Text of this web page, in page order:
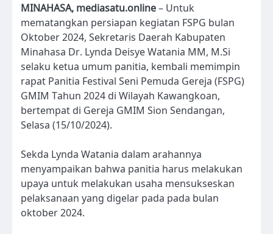
MINAHASA, mediasatu.online– Untuk
mematangkan persiapan kegiatan FSPG bulan
Oktober 2024, Sekretaris Daerah Kabupaten
Minahasa Dr. Lynda Deisye Watania MM, M.Si
selaku ketua umum panitia, kembali memimpin
rapat Panitia Festival Seni Pemuda Gereja (FSPG)
GMIM Tahun 2024 di Wilayah Kawangkoan,
bertempat di Gereja GMIM Sion Sendangan,
Selasa (15/10/2024).
Sekda Lynda Watania dalam arahannya
menyampaikan bahwa panitia harus melakukan
upaya untuk melakukan usaha mensukseskan
pelaksanaan yang digelar pada pada bulan
oktober 2024.